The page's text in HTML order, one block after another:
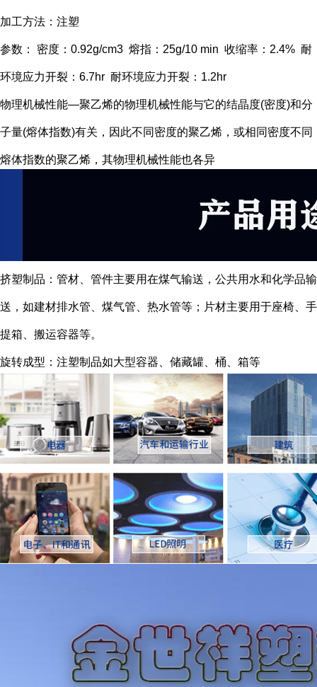
加工方法：注塑
参数： 密度：0.92g/cm3 熔指：25g/10 min 收缩率：2.4% 耐
环境应力开裂：6.7hr 耐环境应力开裂：1.2hr
物理机械性能―聚乙烯的物理机械性能与它的结晶度(密度)和分
子量(熔体指数)有关，因此不同密度的聚乙烯，或相同密度不同
熔体指数的聚乙烯，其物理机械性能也各异
挤塑制品：管材、管件主要用在煤气输送，公共用水和化学品输
送，如建材排水管、煤气管、热水管等；片材主要用于座椅、手
提箱、搬运容器等。
旋转成型：注塑制品如大型容器、储藏罐、桶、箱等